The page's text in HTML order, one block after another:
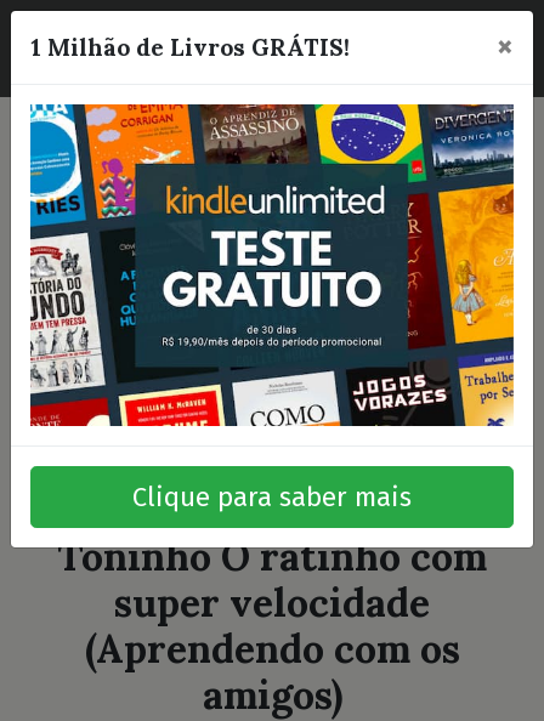
☰
Toninho O ratinho com
super velocidade
(Aprendendo com os
amigos)
1 Milhão de Livros GRÁTIS! ×
Clique para saber mais